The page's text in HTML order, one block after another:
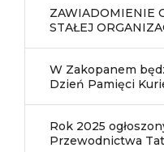
ZAWIADOMIENIE
STAŁEJ
W Zakopanem
Dzień Pamięci
Rok 2025
Przewodnictwa